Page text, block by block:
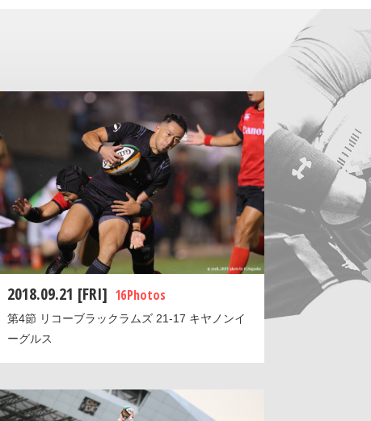
2018.09.21 [FRI] 16 Photos
第4節 リコーブラックラムズ 21-17 キヤノンイ
ーグルス